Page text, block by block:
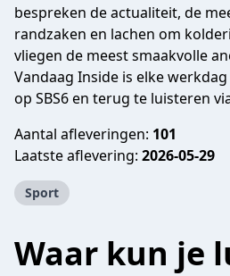
bespreken de actualiteit, de
randzaken en lachen om
vliegen de meest smaakvolle
Vandaag Inside is elke
op SBS6 en terug te luisteren
Aantal afleveringen: 101
Laatste aflevering: 2026-05-29
Sport
Waar kun je